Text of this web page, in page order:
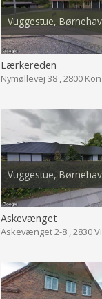
Vuggestue,
Lærkereden
Vuggestue,
Askevænget
Askevænget 2-8 , 2830